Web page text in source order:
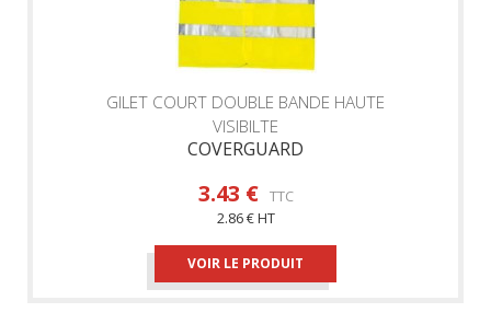
GILET COURT DOUBLE BANDE HAUTE
VISIBILTE
COVERGUARD
3.43 € TTC
2.86 € HT
VOIR LE PRODUIT